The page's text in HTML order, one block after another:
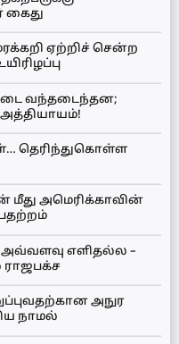
கைது
ஏற்றிச் சென்ற
வந்தடைந்தன;
அத்தியாயம்!
தெரிந்துகொள்ள
மீது அமெரிக்காவின்
பதற்றம்
எளிதல்ல –
ராஜபக்ச
அநுர
நாமல்